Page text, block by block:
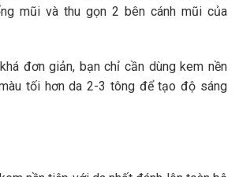
mũi và thu gọn 2 bên cánh mũi của
đơn giản, bạn chỉ cần dùng kem nền
tối hơn da 2-3 tông để tạo độ sáng